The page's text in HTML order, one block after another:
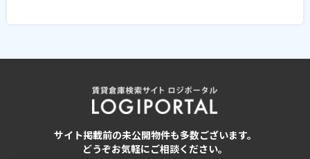
サイト掲載前の未公開物件も多数ございます。
どうぞお気軽にご相談ください。